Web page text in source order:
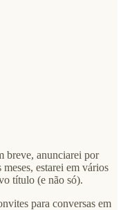
breve, anunciarei por
estarei em vários
título (e não só).
para conversas em